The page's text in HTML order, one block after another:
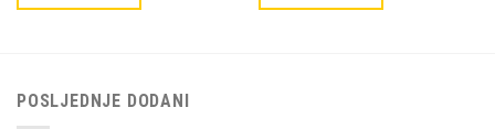
POSLJEDNJE DODANI